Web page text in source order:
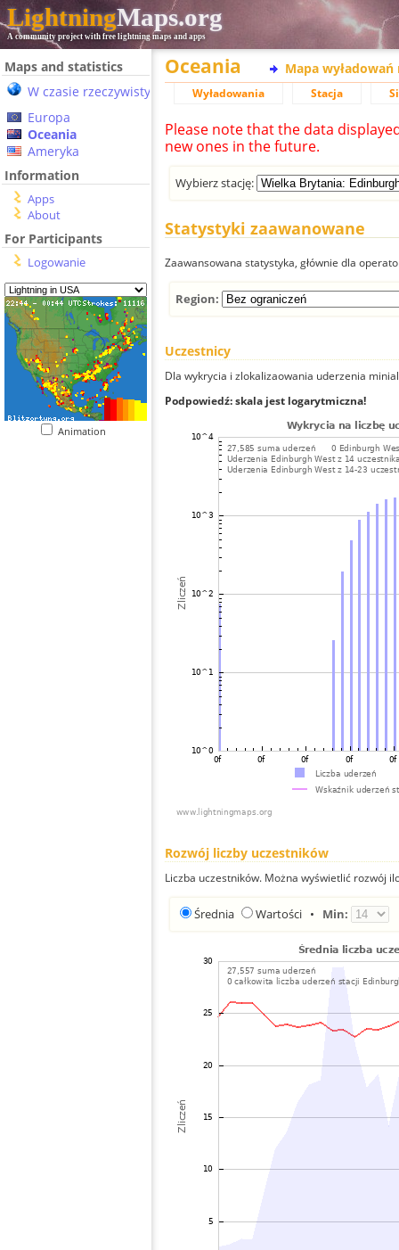
LightningMaps.org
A community project with free lightning maps and apps
Maps and statistics
W czasie rzeczywistym
Europa
Oceania
Ameryka
Information
Apps
About
For Participants
Logowanie
Animation
Oceania Mapa wyładowań
Wyładowania Stacja
Please note that the data
new ones in the future.
Wybierz stację:
Statystyki zaawanowane
Zaawansowana statystyka, głównie dla
Region:
Uczestnicy
Dla wykrycia i zlokalizaowania uderzenia
Podpowiedź: skala jest logarytmiczna!
Rozwój liczby uczestników
Liczba uczestników. Można wyświetlić rozwój
Średnia Wartości • Min: